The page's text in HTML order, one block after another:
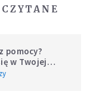
pomocy?
w Twojej